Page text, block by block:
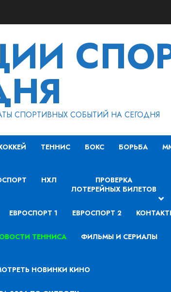
СПОРТИВНЫХ СОБЫТИЙ НА СЕГОДНЯ
ТЕННИС БОКС БОРЬБА
НХЛ
ПРОВЕРКА
ЛОТЕРЕЙНЫХ БИЛЕТОВ
ЕВРОСПОРТ 1 ЕВРОСПОРТ 2
ТЕННИСА ФИЛЬМЫ И СЕРИАЛЫ
НОВИНКИ КИНО